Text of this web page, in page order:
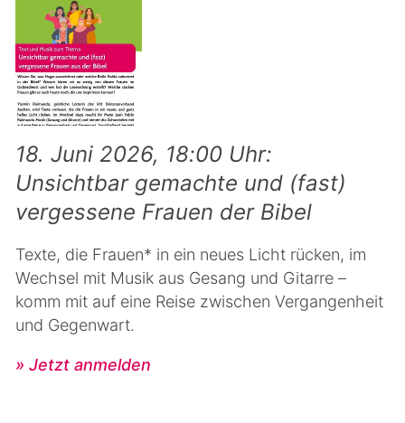
18. Juni 2026, 18:00 Uhr:
Unsichtbar gemachte und (fast)
vergessene Frauen der Bibel
Texte, die Frauen* in ein neues Licht rücken, im
Wechsel mit Musik aus Gesang und Gitarre –
komm mit auf eine Reise zwischen Vergangenheit
und Gegenwart.
» Jetzt anmelden